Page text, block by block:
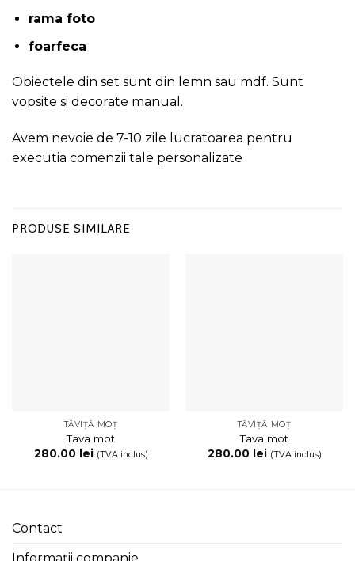
rama foto
foarfeca
Obiectele din set sunt din lemn sau mdf. Sunt
vopsite si decorate manual.
Avem nevoie de 7-10 zile lucratoarea pentru
executia comenzii tale personalizate
PRODUSE SIMILARE
TĂVIȚĂ MOȚ
Tava mot
280.00 lei (TVA inclus)
TĂVIȚĂ MOȚ
Tava mot
280.00 lei (TVA inclus)
Contact